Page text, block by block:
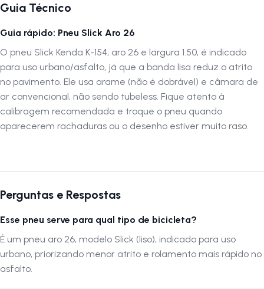
YouTube: LojanaPista
Guia Técnico
Guia rápido: Pneu Slick Aro 26
O pneu Slick Kenda K-154, aro 26 e largura 1.50, é indicado
para uso urbano/asfalto, já que a banda lisa reduz o atrito
no pavimento. Ele usa arame (não é dobrável) e câmara de
ar convencional, não sendo tubeless. Fique atento à
calibragem recomendada e troque o pneu quando
aparecerem rachaduras ou o desenho estiver muito raso.
Perguntas e Respostas
Esse pneu serve para qual tipo de bicicleta?
É um pneu aro 26, modelo Slick (liso), indicado para uso
urbano, priorizando menor atrito e rolamento mais rápido no
asfalto.